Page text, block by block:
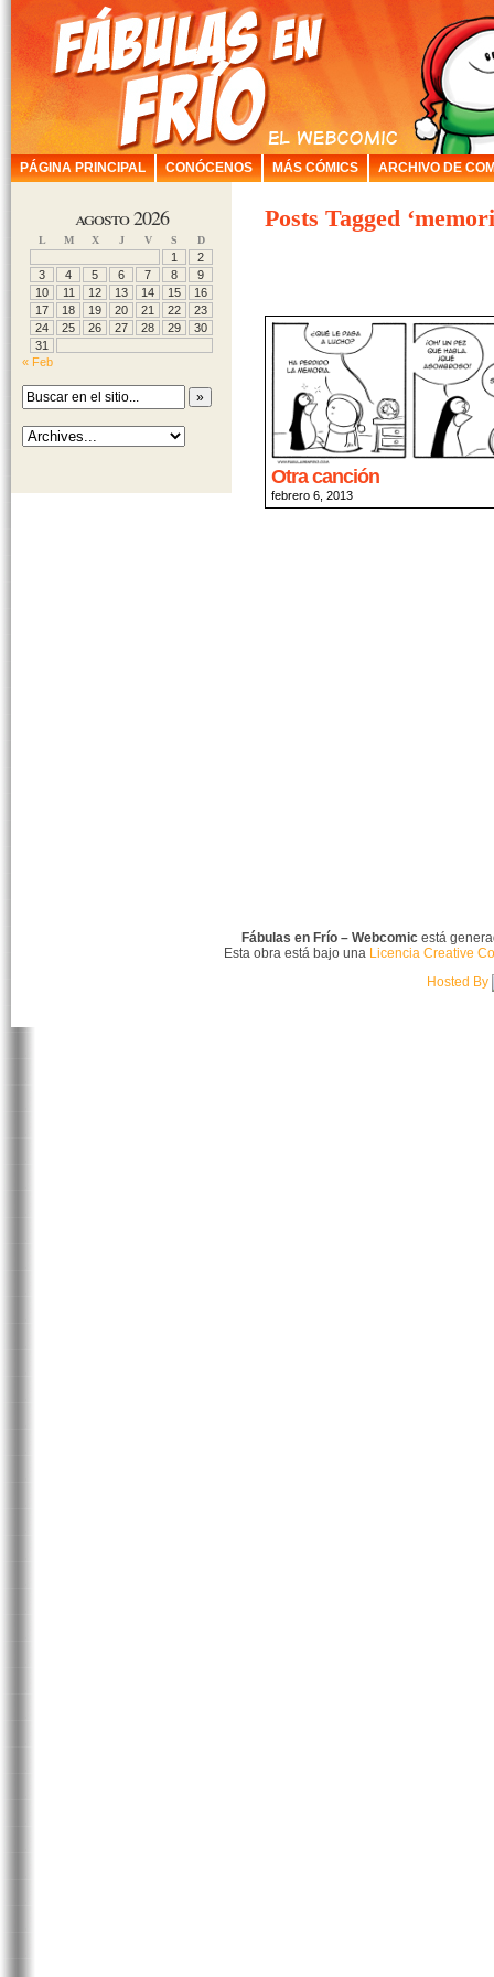
PÁGINA PRINCIPAL CONÓCENOS MÁS CÓMICS ARCHIVO DE
agosto 2026
L M X J V S D
1
2
3
4 5 6 7 8
9
10
11 12 13 14 15
16
17
18 19 20 21 22
23
24
25 26 27 28 29
30
31
« Feb
Posts Tagged
Otra canción
febrero 6, 2013
Fábulas en Frío – Webcomicestá
Esta obra está bajo una Licencia Creative
Hosted By